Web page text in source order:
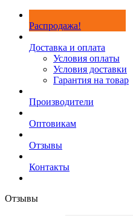
Распродажа!
Доставка и оплата
Условия оплаты
Условия доставки
Гарантия на товар
Производители
Оптовикам
Отзывы
Контакты
Отзывы